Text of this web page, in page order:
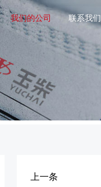
我们的公司 联系我们
上一条